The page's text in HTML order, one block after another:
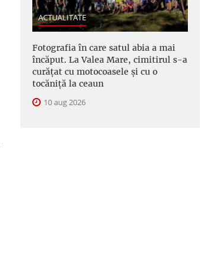
ACTUALITATE
Fotografia în care satul abia a mai
încăput. La Valea Mare, cimitirul s-a
curățat cu motocoasele și cu o
tocăniță la ceaun
10 aug 2026